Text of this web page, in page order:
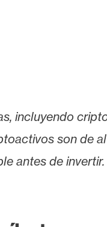
incluyendo
son de
antes de